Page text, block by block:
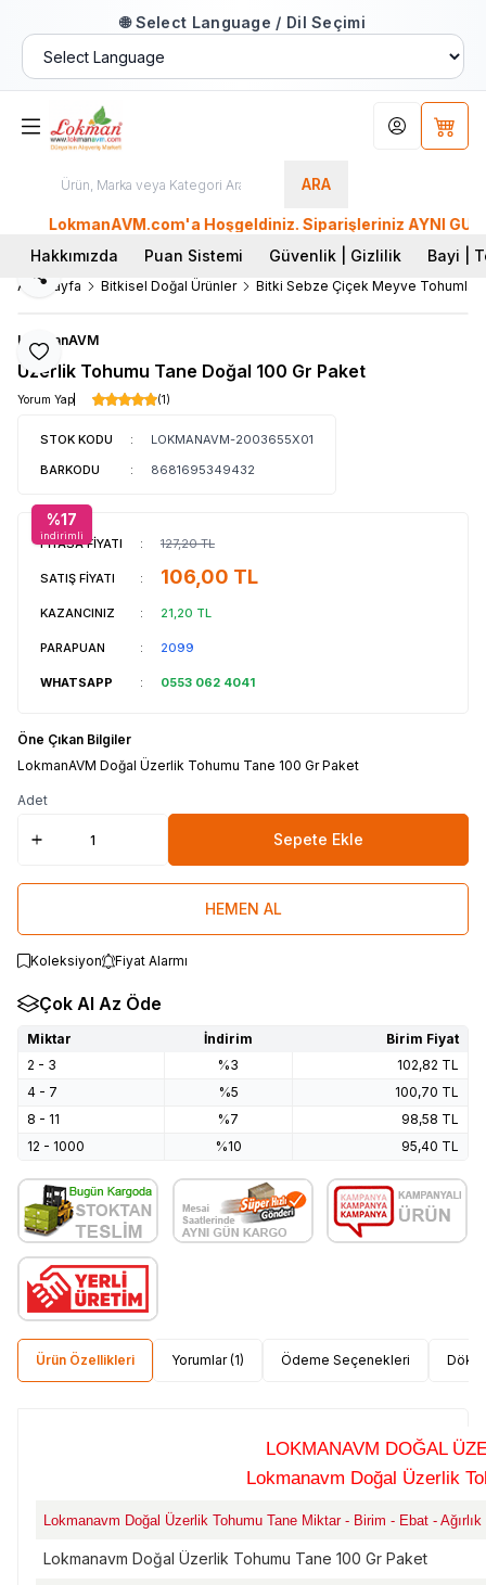
🌐 Select Language / Dil Seçimi
ARA
Hesabım
LokmanAVM.com'a Hoşgeldiniz. Siparişleriniz AYNI GÜN
Hakkımızda
Puan Sistemi Güvenlik | Gizlilik Bayi |
Ana Sayfa Bitkisel Doğal Ürünler Bitki Sebze Çiçek Meyve Tohumları
Favoriye Ekle
Paylaş
LokmanAVM
Üzerlik Tohumu Tane Doğal 100 Gr Paket
Yorum Yap (1)
STOK KODU :
LOKMANAVM-2003655X01
BARKODU
: 8681695349432
%17
indirimli
PİYASA FİYATI : 127,20TL
SATIŞ FİYATI : 106,00 TL
KAZANCINIZ : 21,20 TL
PARAPUAN : 2099
WHATSAPP : 0553 062 4041
Öne Çıkan Bilgiler
LokmanAVM Doğal Üzerlik Tohumu Tane 100 Gr Paket
Adet
Sepete Ekle
HEMEN AL
Koleksiyon Fiyat Alarmı
Çok Al Az Öde
Miktar İndirim
Birim Fiyat
2 - 3
%3 102,82 TL
4 - 7
%5 100,70 TL
8 - 11
%7 98,58 TL
12 - 1000
%10 95,40 TL
Ürün Özellikleri Yorumlar (1) Ödeme Seçenekleri
LOKMANAVM DOĞAL
Lokmanavm Doğal Üzerlik
Lokmanavm Doğal Üzerlik Tohumu Tane Miktar - Birim - Ebat -
Lokmanavm Doğal Üzerlik Tohumu Tane 100 Gr Paket